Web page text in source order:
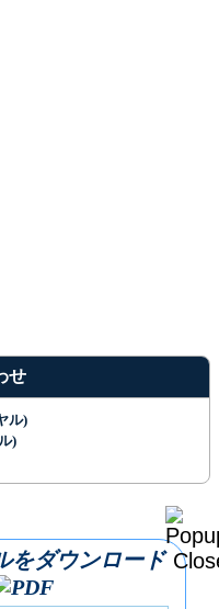
せ
ル)
)
をダウンロード